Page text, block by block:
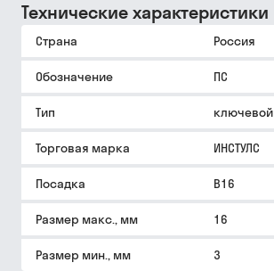
Технические характеристики
Страна Россия
Обозначение ПС
Тип ключевой
Торговая марка ИНСТУЛС
Посадка В16
Размер макс., мм 16
Размер мин., мм 3